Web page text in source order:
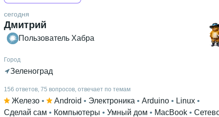
Дмитрий
сегодня
Пользователь Хабра
Город
Зеленоград
156 ответов, 75 вопросов, отвечает по темам
Железо • Android • Электроника • Arduino • Linux
Сделай сам • Компьютеры • Умный дом • MacBook •